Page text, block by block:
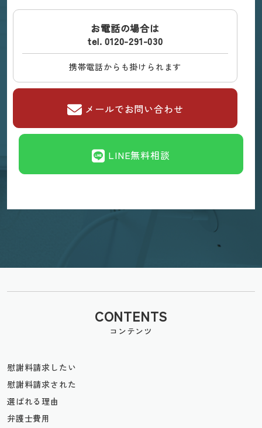
お電話の場合は
tel. 0120-291-030
携帯電話からも掛けられます
メールでお問い合わせ
LINE無料相談
CONTENTS
コンテンツ
慰謝料請求したい
慰謝料請求された
選ばれる理由
弁護士費用